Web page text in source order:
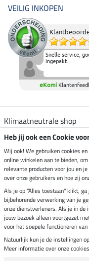
VEILIG INKOPEN
Snelle service,
ingepakt.
eKomi
Klimaatneutrale shop
Verzending per
Veilig betalen met
Laatste
Heb jij ook een Cookie
Wij ook! We gebruiken cookies
online winkelen aan te bieden,
relevante producten voor jou en
over onze gebruikers en hoe zij
Als je op "Alles toestaan" klikt,
bijbehorende verwerking van je
onze dienstverleners. Als je in
jouw bezoek alleen voortgezet
voor het soepele functioneren
Natuurlijk kun je de instellingen
Meer informatie over onze